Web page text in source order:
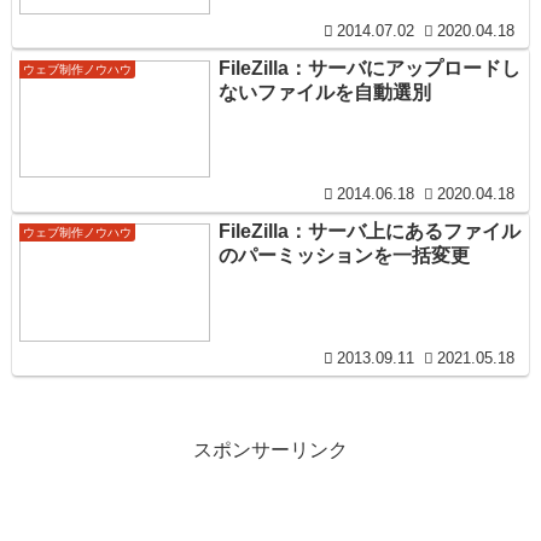
2014.07.02 2020.04.18
ウェブ制作ノウハウ
FileZilla：サーバにアップロードし
ないファイルを自動選別
2014.06.18 2020.04.18
ウェブ制作ノウハウ
FileZilla：サーバ上にあるファイル
のパーミッションを一括変更
2013.09.11 2021.05.18
スポンサーリンク